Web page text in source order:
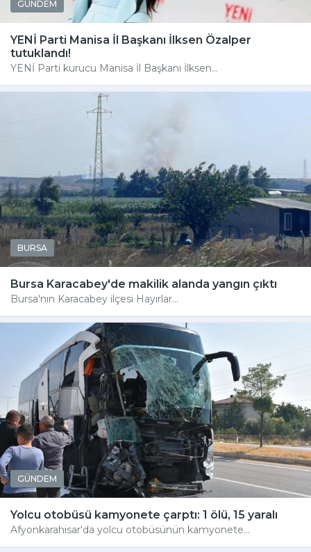
GÜNDEM
YENİ Parti Manisa İl Başkanı İlksen Özalper
tutuklandı!
YENİ Parti kurucu Manisa İl Başkanı İlksen...
BURSA
Bursa Karacabey'de makilik alanda yangın çıktı
Bursa'nın Karacabey ilçesi Hayırlar...
GÜNDEM
Yolcu otobüsü kamyonete çarptı: 1 ölü, 15 yaralı
Afyonkarahisar'da yolcu otobüsünün kamyonete...